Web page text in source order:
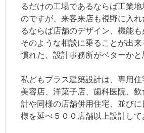
るだけの工場であるならば工業
のですが、来客来店も視野に入
るならば店舗のデザイン、機能も
そのような相談に乗ることが出
慣れた、設計事務所がベターかと
私どもプラス建築設計は、専用
美容店、洋菓子店、歯科医院、
計や同様の店舗併用住宅、並び
様を延べ５００店舗以上設計して